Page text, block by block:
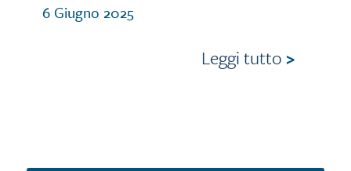
6 Giugno 2025
Leggi tutto >